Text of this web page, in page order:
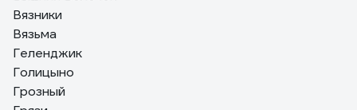
Вязники
Вязьма
Геленджик
Голицыно
Грозный